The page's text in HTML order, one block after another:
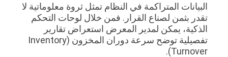
البيانات المتراكمة في النظام تمثل ثروة معلوماتية لا
تقدر بثمن لصناع القرار. فمن خلال لوحات التحكم
الذكية، يمكن لمدير المعرض استعراض تقارير
تفصيلية توضح سرعة دوران المخزون (Inventory
Turnover).